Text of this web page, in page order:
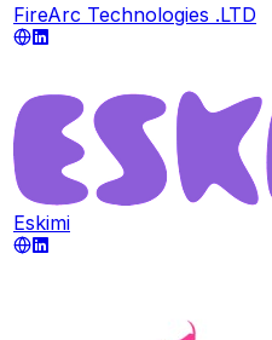
FireArc Technologies .LTD
Eskimi